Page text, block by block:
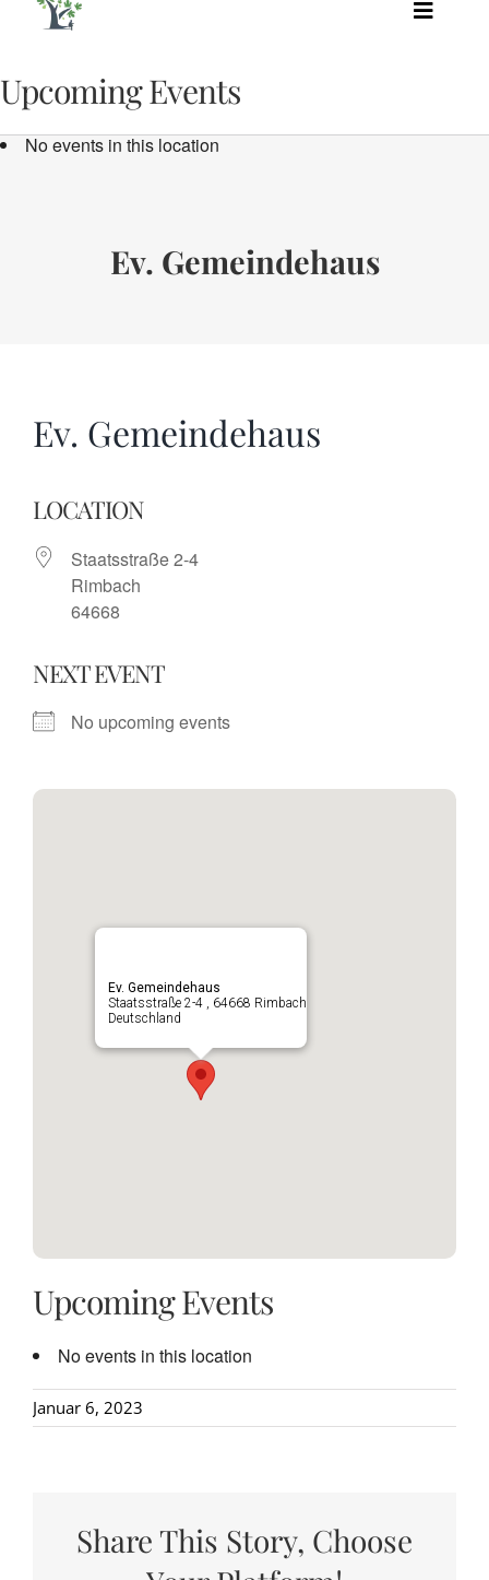
Audio
Bücher
Upcoming Events
No events in this location
Ev. Gemeindehaus
Ev. Gemeindehaus
LOCATION
Staatsstraße 2-4
Rimbach
64668
NEXT EVENT
No upcoming events
Ev. Gemeindehaus
Staatsstraße 2-4 , 64668 Rimbach
Deutschland
Upcoming Events
No events in this location
Januar 6, 2023
Share This Story, Choose